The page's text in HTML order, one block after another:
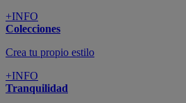
+INFO
Colecciones
Crea tu propio estilo
+INFO
Tranquilidad